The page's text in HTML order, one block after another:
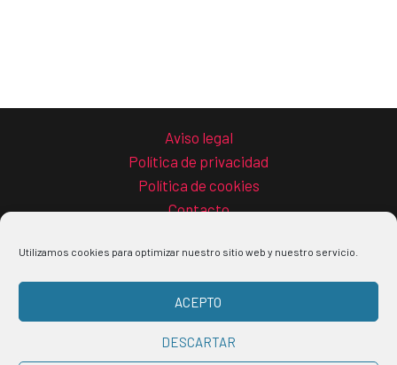
Utilizamos cookies para optimizar nuestro sitio web y nuestro servicio.
ACEPTO
DESCARTAR
Aviso legal
Política de privacidad
Política de cookies
Contacto
Copyright © 2026 La guía del teletrabajo